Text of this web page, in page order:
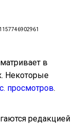
в
Некоторые
просмотров.
редакцией